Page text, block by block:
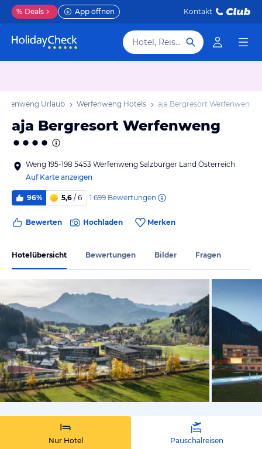
% Deals App öffnen Kontakt
Hotel, Reiseziel
Urlaub Werfenweng Hotels aja Bergresort Werfenweng
aja Bergresort Werfenweng
Weng 195-198 5453 Werfenweng Salzburger Land Österreich
Auf Karte anzeigen
96% 5,6 / 6 1.699 Bewertungen
Bewerten Hochladen Merken
Hotelübersicht Bewertungen Bilder Fragen
vom
Nur Hotel Pauschalreisen